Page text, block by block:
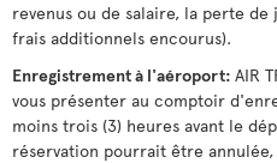
revenus ou de salaire, la perte de
frais additionnels encourus).
Enregistrement à l'aéroport: AIR
vous présenter au comptoir
moins trois (3) heures avant le
réservation pourrait être